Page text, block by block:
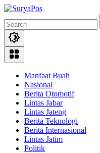
Skip
content
Manfaat Buah
Nasional
Berita Otomotif
Lintas Jabar
Lintas Jateng
Berita Teknologi
Berita Internasional
Lintas Jatim
Politik